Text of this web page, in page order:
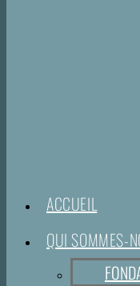
ACCUEIL
QUI SOMMES-